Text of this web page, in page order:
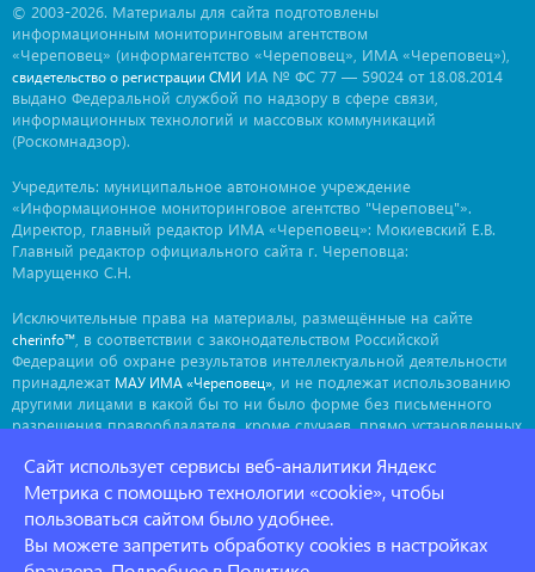
© 2003-2026. Материалы для сайта подготовлены
информационным мониторинговым агентством
«Череповец» (информагентство «Череповец», ИМА «Череповец»),
свидетельство о регистрации СМИ ИА № ФС 77 — 59024 от 18.08.2014
выдано Федеральной службой по надзору в сфере связи,
информационных технологий и массовых коммуникаций
(Роскомнадзор).
Учредитель: муниципальное автономное учреждение
«Информационное мониторинговое агентство "Череповец"».
Директор, главный редактор ИМА «Череповец»: Мокиевский Е.В.
Главный редактор официального сайта г. Череповца:
Марущенко С.Н.
Исключительные права на материалы, размещённые на сайте
cherinfo™ , в соответствии с законодательством Российской
Федерации об охране результатов интеллектуальной деятельности
принадлежат МАУ ИМА «Череповец» , и не подлежат использованию
другими лицами в какой бы то ни было форме без письменного
разрешения правообладателя, кроме случаев, прямо установленных
ima@cherinfo.ru. Мнение авторов может не совпадать с мнением
редакции.
При использовании материалов сайтаcherinfo™
является прямая, открытая для индексации гиперссылка на
страницу, с которой материал заимствован. Гиперссылка должна
Сайт использует сервисы веб-аналитики Яндекс
Метрика с помощью технологии «cookie», чтобы
пользоваться сайтом было удобнее.
Вы можете запретить обработку cookies в настройках